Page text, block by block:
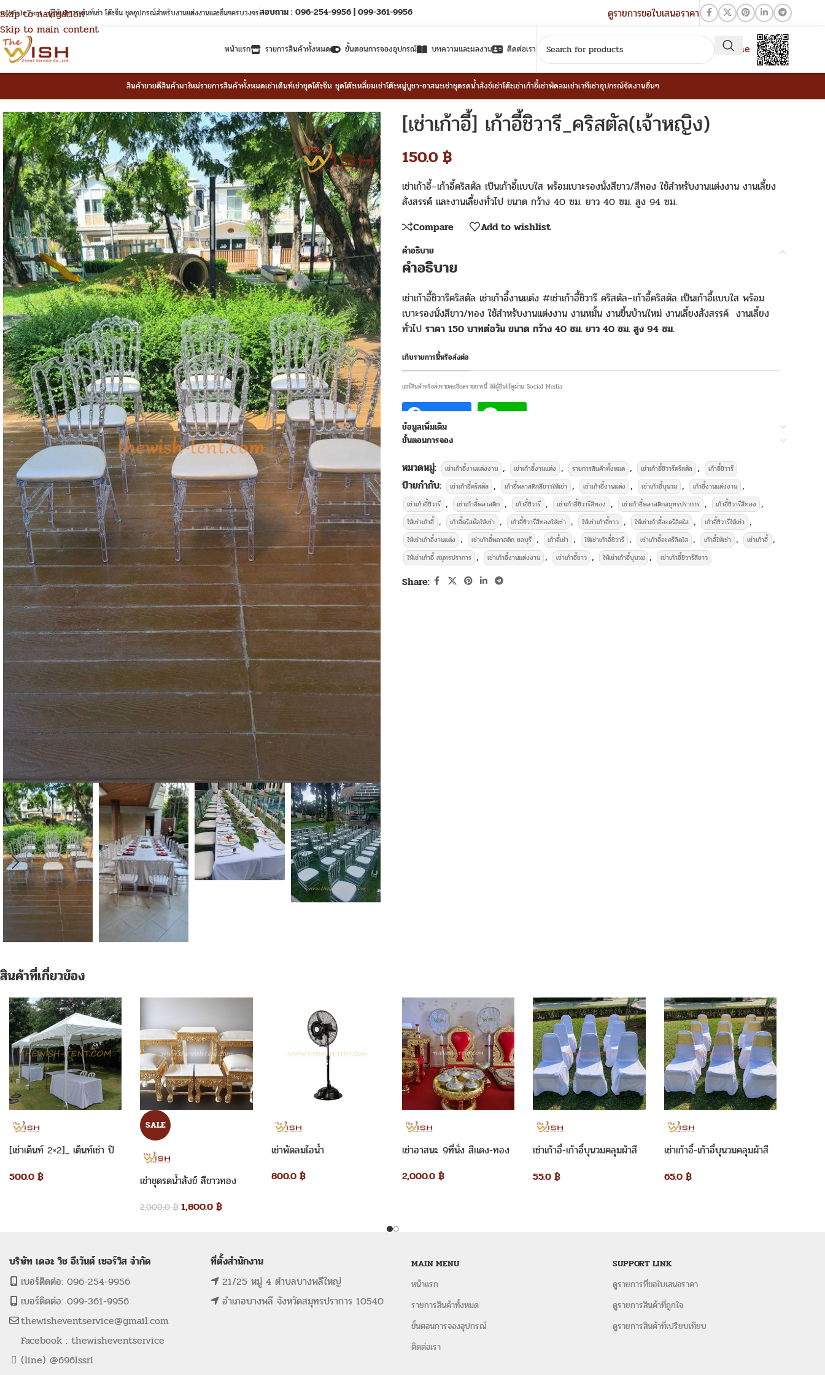
Skip to navigation
Skip to main content
Wish Tent : ผู้ให้บริการเต้นท์เช่า โต๊ะจีน ชุดอุปกรณ์สำหรับงานแต่งงานและอื่นๆครบวงจรสอบถาม : 096-254-9956 | 099-361-9956 ดูรายการขอใบเสนอราคา
หน้าแรก รายการสินค้าทั้งหมด ขั้นตอนการจองอุปกรณ์ บทความและผลงาน ติดต่อเรา QR-Line
สินค้าขายดีสินค้ามาใหม่รายการสินค้าทั้งหมดเช่าเต็นท์เช่าชุดโต๊ะจีน ชุดโต๊ะเหลี่ยมเช่าโต๊ะหมู่บูชา-อาสนะเช่าชุดรดน้ำสังข์เช่าโต๊ะเช่าเก้าอี้เช่าพัดลมเช่าเวทีเช่าอุปกรณ์จัดงานอื่นๆ
[เช่าเก้าอี้] เก้าอี้ชิวารี_คริสตัล(เจ้าหญิง)
150.0 ฿
เช่าเก้าอี้–เก้าอี้คริสตัล เป็นเก้าอี้แบบใส พร้อมเบาะรองนั่งสีขาว/สีทอง ใช้สำหรับงานแต่งงาน งานเลี้ยง
สังสรรค์ และงานเลี้ยงทั่วไป ขนาด กว้าง 40 ซม. ยาว 40 ซม. สูง 94 ซม.
Compare
Add to wishlist
คำอธิบาย
คำอธิบาย
เช่าเก้าอี้ชิวารีคริสตัล เช่าเก้าอี้งานแต่ง #เช่าเก้าอี้ชิวารี คริสตัล–เก้าอี้คริสตัล เป็นเก้าอี้แบบใส พร้อม
เบาะรองนั่งสีขาว/ทอง ใช้สำหรับงานแต่งงาน งานหมั้น งานขึ้นบ้านใหม่ งานเลี้ยงสังสรรค์ งานเลี้ยง
ทั่วไป ราคา 150 บาทต่อวัน ขนาด กว้าง 40 ซม. ยาว 40 ซม. สูง 94 ซม.
เก็บรายการนี้หรือส่งต่อ
แชร์สินค้าหรือส่งรายละเอียดรายการนี้ ให้ผู้อื่นไว้ดูผ่าน Social Media
Facebook Line
บริการให้เช่าอุปกรณ์จัดงานเลี้ยงครบวงจร
เช่าเก้าอี้พิธี เช่าเก้าอี้คริสตัล เช่าเก้าอี้ชิวารี เช่าเก้าอี้บุนวม เช่าเก้าอี้พลาสติก
โต๊ะหมู่บูชา-อาสนะ เช่าชุดรดน้ำสังข์ เช่าโต๊ะ เช่าโต๊ะเหลี่ยมหน้าขาว เช่าพัดลม
เช่าโต๊ะจีน+เก้าอี้บุนวม เช่าโต๊ะจีน+เก้าอี้คริสตัล เช่าโต๊ะจีน+เก้าอี้ชิวารี เช่าโต๊ะจีน+เก้าอี้พลาสติก เช่าโต๊ะ
กลม
เช่าเต็นท์ทรงปิรามิด เต็นท์ทรงโค้งขาว เต็นท์ทรงเซ็นจูรี
The Wish Event Service เช่าเต็นท์ และอุปกรณ์จัดงานเลี้ยงครบวงจร
เราให้บริการ เช่าเต็นท์ และอุปกรณ์จัดงานเลี้ยงครบวงจร และบริการให้คำปรึกษาโดยผู้มีประสบการณ์
ในการจัดงานพร้อม อุปกรณ์ครบวงจร อาทิ เต็นท์ โต๊ะจีน โต๊ะเหลี่ยม เก้าอี้ พัดลมไอนน้ำ-ไอเย็น โซฟาสี
ขาว ชุดหลุยส์ อุปกรณ์จัดเลี้ยง ทั้งแบบ modern และแบบประยุกต์ ไทยโบราณ งานแต่งงาน งานจัด
เลี้ยงทำบุญ งานประชุมสัมมนา ในราคาประหยัด สินค้าใหม่ คุณภาพเยี่ยม พร้อมให้บริการจัดงานเร่ง
งานด่วน ครบจบในที่เดียว
ติดตามอัปเดตผลงานในเพจ FACEbook
สามารถติดต่อสั่งจอง
เช่าเก้าอี้–เก้าอี้คริสตัล เป็นเก้าอี้แบบใส พร้อมเบาะ
รองนั่งสีขาว/ทอง ใช้สำหรับงานแต่งงาน งานเลี้ยงสังสรรค์ งานเลี้ยงทั่วไปราคา 150 บาทต่อวัน
โดยตรงหรือส่งรายละเอียดให้เราผ่านทางหน้าเว็บไซต์ (ขอใบเสนอราคา)
1. ติดต่อผ่านเรา
โทรศัพท์ 099-361-9956 หรือ 096-254-9956 อีเมล์
thewisheventservice@gmail.com
ข้อมูลเพิ่มเติม
ขั้นตอนการจอง
หมวดหมู่: เช่าเก้าอี้งานแต่งงาน , เช่าเก้าอี้งานแต่ง , รายการสินค้าทั้งหมด , เช่าเก้าอี้ชิวารีคริสตัล , เก้าอี้ชิวารี
ป้ายกำกับ: เช่าเก้าอี้คริสตัล , เก้าอี้พลาสติกสีขาวให้เช่า , เช่าเก้าอี้งานแต่ง , เช่าเก้าอี้บุนวม , เก้าอี้งานแต่งงาน ,
เช่าเก้าอี้ชิวารี , เช่าเก้าอี้พลาสติก , เก้าอี้ชิวารี , เช่าเก้าอี้ชิวารีสีทอง , เช่าเก้าอี้พลาสติกสมุทรปราการ , เก้าอี้ชิวารีสีทอง ,
ให้เช่าเก้าอี้ , เก้าอี้คริสตัลให้เช่า , เก้าอี้ชิวารีสีทองให้เช่า , ให้เช่าเก้าอี้ขาว , ให้เช่าเก้าอี้อะคริลิคใส , เก้าอี้ชิวารีให้เช่า ,
ให้เช่าเก้าอี้งานแต่ง , เช่าเก้าอี้พลาสติก ชลบุรี , เก้าอี้เช่า , ให้เช่าเก้าอี้ชิวารี , เช่าเก้าอี้อะคริลิคใส , เก้าอี้ให้เช่า , เช่าเก้าอี้ ,
ให้เช่าเก้าอี้ สมุทรปราการ , เช่าเก้าอี้งานแต่งงาน , เช่าเก้าอี้ขาว , ให้เช่าเก้าอี้บุนวม , เช่าเก้าอี้ชิวารีสีขาว
Share:
สินค้าที่เกี่ยวข้อง
[เช่าเต็นท์ 2×2]_ เต็นท์เช่า ปิ
500.0 ฿
SALE
เช่าชุดรดน้ำสังข์ สีขาวทอง
2,000.0฿ 1,800.0฿
เช่าพัดลมไอน้ำ
800.0 ฿
เช่าอาสนะ 9ที่นั่ง สีแดง-ทอง
2,000.0 ฿
เช่าเก้าอี้-เก้าอี้บุนวมคลุมผ้าสี
55.0฿
เช่าเก้าอี้-เก้าอี้บุนวมคลุมผ้าสี
65.0 ฿
บริษัท เดอะ วิช อีเว้นต์ เซอร์วิส จำกัด
เบอร์ติดต่อ: 096-254-9956
เบอร์ติดต่อ: 099-361-9956
thewisheventservice@gmail.com
Facebook : thewisheventservice
(line) @696lssri
ที่ตั้งสำนักงาน
21/25 หมู่ 4 ตำบลบางพลีใหญ่
อำเภอบางพลี จังหวัดสมุทรปราการ 10540
MAIN MENU
หน้าแรก
รายการสินค้าทั้งหมด
ขั้นตอนการจองอุปกรณ์
ติดต่อเรา
SUPPORT LINK
ดูรายการที่ขอใบเสนอราคา
ดูรายการสินค้าที่ถูกใจ
ดูรายการสินค้าที่เปรียบเทียบ